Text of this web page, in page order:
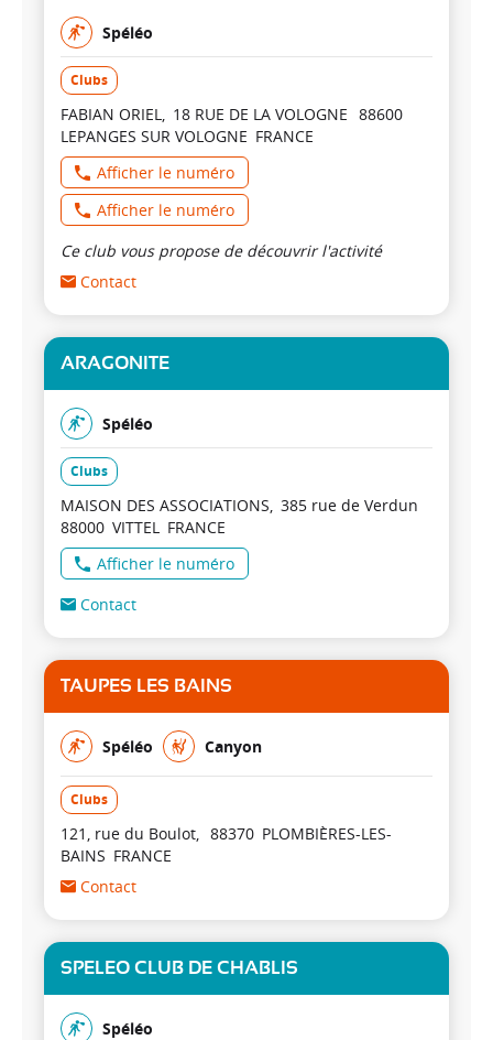
Spéléo
Clubs
FABIAN ORIEL 18 RUE DE LA VOLOGNE 88600
LEPANGES SUR VOLOGNE FRANCE
Afficher le numéro
Afficher le numéro
Ce club vous propose de découvrir l'activité
Contact
ARAGONITE
Spéléo
Clubs
MAISON DES ASSOCIATIONS 385 rue de Verdun
88000 VITTEL FRANCE
Afficher le numéro
Contact
TAUPES LES BAINS
Spéléo Canyon
Clubs
121, rue du Boulot 88370 PLOMBIÈRES-LES-
BAINS FRANCE
Contact
SPELEO CLUB DE CHABLIS
Spéléo